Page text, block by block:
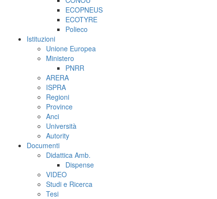
ECOPNEUS
ECOTYRE
Polieco
Istituzioni
Unione Europea
Ministero
PNRR
ARERA
ISPRA
Regioni
Province
Anci
Università
Autority
Documenti
Didattica Amb.
Dispense
VIDEO
Studi e Ricerca
Tesi